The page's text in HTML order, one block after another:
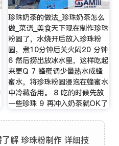
珍珠奶茶的做法_珍珠奶茶怎么
做_菜谱_美食天下现在制作珍珠
粉圆了，水烧开后放入珍珠粉
圆，煮10分钟后关火闷20 分钟
6 然后捞出放冰水里，这样吃起
来更Q 7 蜂蜜调少量热水成蜂
蜜水，将珍珠粉圆浸泡在蜂蜜水
中冷藏备用。 8 吃的时候先放
一些珍珠 9 再冲入奶茶就OK了
解 珍珠粉制作 详细技